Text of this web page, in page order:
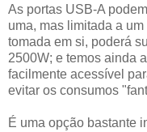
As portas USB-A
uma, mas limitada a
tomada em si, poderá
2500W; e temos ainda
facilmente acessível
evitar os consumos
É uma opção bastante